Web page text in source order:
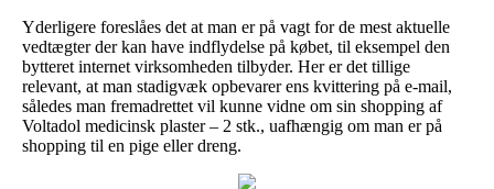
Yderligere foreslåes det at man er på vagt for de mest aktuelle
vedtægter der kan have indflydelse på købet, til eksempel den
bytteret internet virksomheden tilbyder. Her er det tillige
relevant, at man stadigvæk opbevarer ens kvittering på e-mail,
således man fremadrettet vil kunne vidne om sin shopping af
Voltadol medicinsk plaster – 2 stk., uafhængig om man er på
shopping til en pige eller dreng.